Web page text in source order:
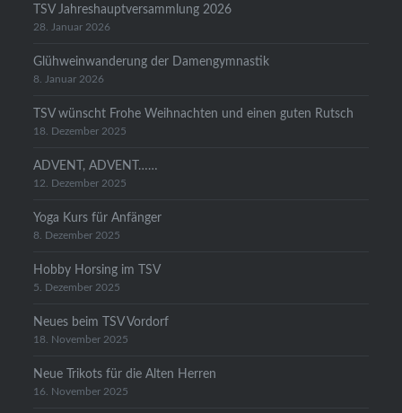
TSV Jahreshauptversammlung 2026
28. Januar 2026
Glühweinwanderung der Damengymnastik
8. Januar 2026
TSV wünscht Frohe Weihnachten und einen guten Rutsch
18. Dezember 2025
ADVENT, ADVENT……
12. Dezember 2025
Yoga Kurs für Anfänger
8. Dezember 2025
Hobby Horsing im TSV
5. Dezember 2025
Neues beim TSV Vordorf
18. November 2025
Neue Trikots für die Alten Herren
16. November 2025